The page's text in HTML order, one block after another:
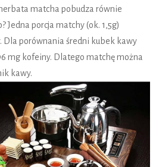
matcha pobudza równie
Jedna porcja matchy (ok. 1,5g)
Dla porównania średni kubek kawy
mg kofeiny. Dlatego matchę można
kawy.